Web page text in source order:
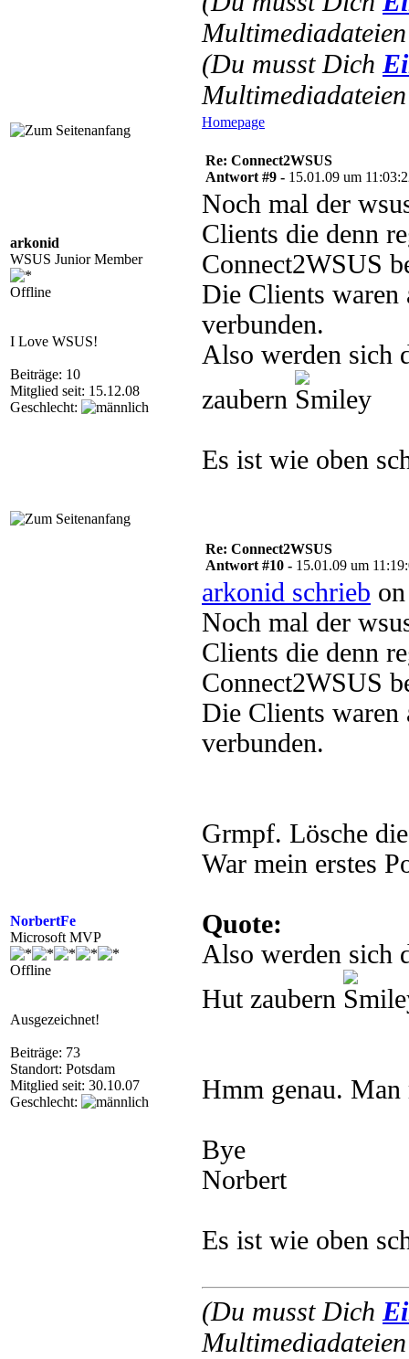
(Du musst Dich
Homepage
arkonid
WSUS Junior Member
Offline
I Love WSUS!
Beiträge: 10
Mitglied seit: 15.12.08
Geschlecht:
Re: Connect2WSUS
Antwort #9 - 15.01.09 um
Noch mal der
Clients die denn
Connect2WSUS
Die Clients waren
verbunden.
Also werden sich
zaubern
Es ist wie oben
NorbertFe
Microsoft MVP
Offline
Ausgezeichnet!
Beiträge: 73
Standort: Potsdam
Mitglied seit: 30.10.07
Geschlecht:
Re: Connect2WSUS
Antwort #10 - 15.01.09 um
arkonid schrieb
Noch mal der
Clients die denn
Connect2WSUS
Die Clients waren
verbunden.
Grmpf. Lösche
War mein erstes
Quote:
Also werden sich
Hut zaubern
Hmm genau. Man
Bye
Norbert
Es ist wie oben
(Du musst Dich